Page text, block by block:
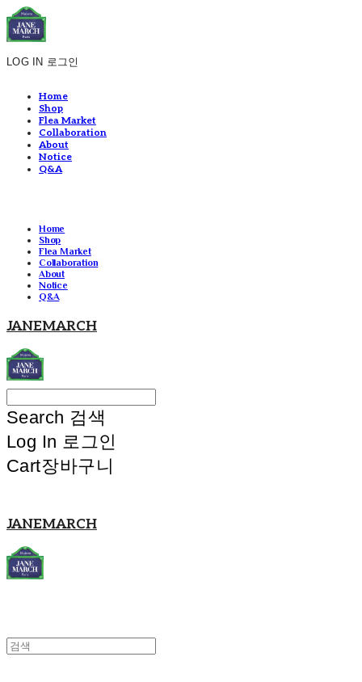
LOG IN 로그인
Home
Shop
Flea Market
Collaboration
About
Notice
Q&A
Home
Shop
Flea Market
Collaboration
About
Notice
Q&A
JANEMARCH
Search 검색
Log In 로그인
Cart장바구니
JANEMARCH